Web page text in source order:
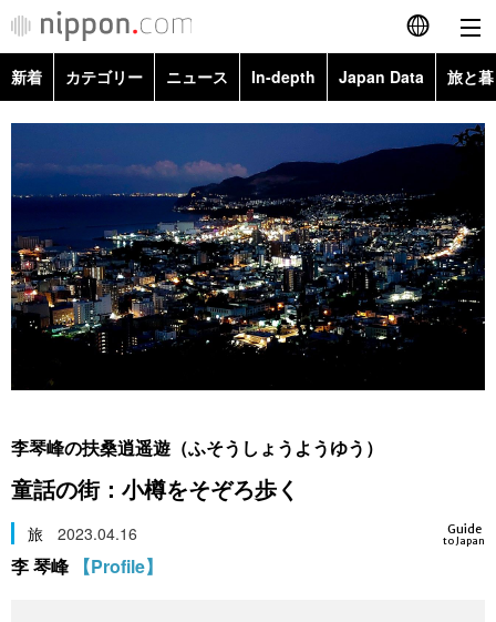
English
繁體字
Français
Español
政治・外交
経済・ビジネス
社会
文化
ニュース
トップ
In-depth
旅と暮らし
動画/Live
新着 カテゴリー ニュース In-depth Japan Data 旅と
政治・外交
経済・ビジネス
国際・海外
社会
スポーツ・東京2020
Topics
People
東京
李琴峰の扶桑逍遥遊（ふそうしょうようゆう）
童話の街：小樽をそぞろ歩く
Guide
to Japan
旅 2023.04.16
李 琴峰 【Profile】